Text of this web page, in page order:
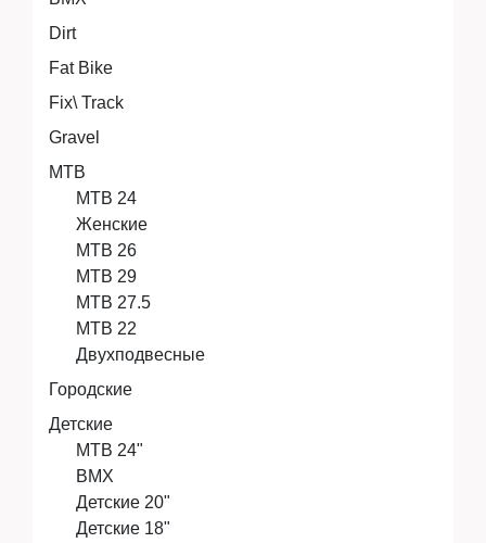
Экипировка
Запчасти
Мототехника
Dirt
Fat Bike
Fix\ Track
Gravel
MTB
MTB 24
Женские
MTB 26
MTB 29
MTB 27.5
MTB 22
Двухподвесные
Городские
Детские
MTB 24"
BMX
Детские 20"
Детские 18"